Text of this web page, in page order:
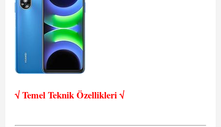
√ Temel Teknik Özellikleri √